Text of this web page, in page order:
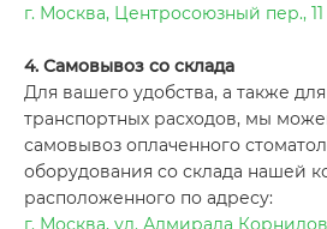
г. Москва, Центросоюзный пер., 11
4. Самовывоз со склада
Для вашего удобства, а также
транспортных расходов, мы
самовывоз оплаченного
оборудования со склада нашей
расположенного по адресу:
г. Москва, ул. Адмирала